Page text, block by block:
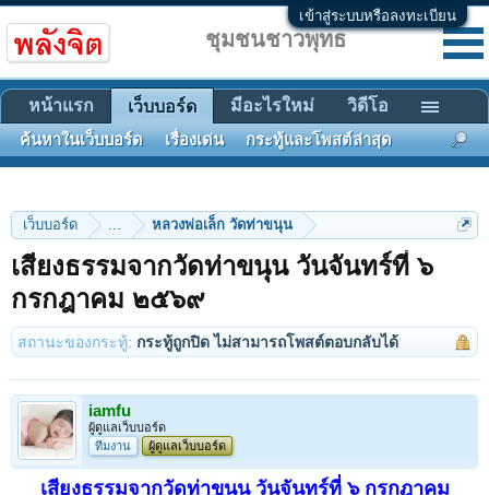
เข้าสู่ระบบหรือลงทะเบียน
เว็บบอร์ด ... หลวงพ่อเล็ก วัดท่าขนุน
เสียงธรรมจากวัดท่าขนุน วันจันทร์ที่ ๖
กรกฎาคม ๒๕๖๙
สถานะของกระทู้: กระทู้ถูกปิด ไม่สามารถโพสต์ตอบกลับได้
iamfu
ผู้ดูแลเว็บบอร์ด
ทีมงาน
ผู้ดูแลเว็บบอร์ด
เสียงธรรมจากวัดท่าขนุน วันจันทร์ที่ ๖ กรกฎาคม
ชุมชนชาวพุทธ
หน้าแรก เว็บบอร์ด
ค้นหาในเว็บบอร์ด เรื่องเด่น กระทู้และโพสต์ล่าสุด
มีอะไรใหม่ วิดีโอ